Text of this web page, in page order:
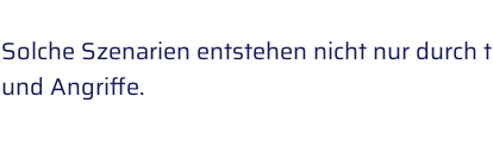
Solche Szenarien entstehen nicht nur durch
und Angriffe.